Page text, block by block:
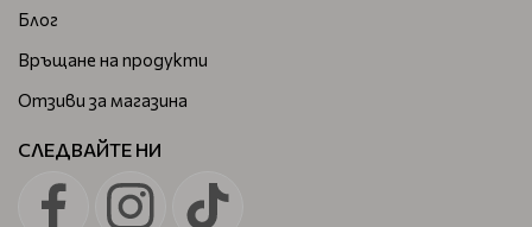
Блог
Връщане на продукти
Отзиви за магазина
СЛЕДВАЙТЕ НИ